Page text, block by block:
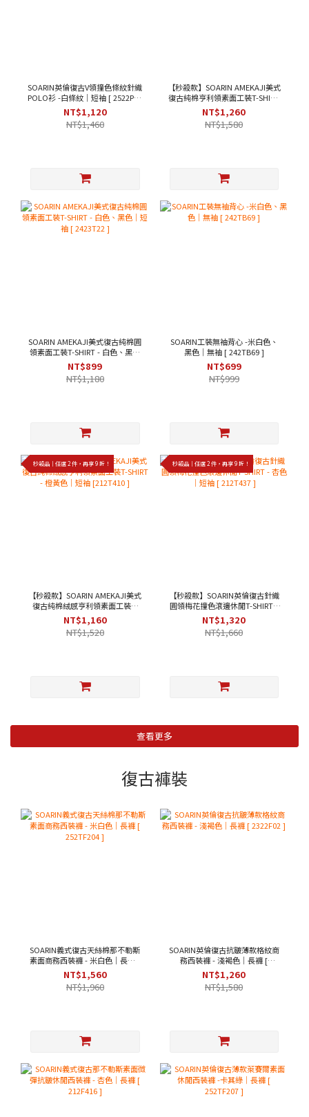
SOARIN英倫復古V領撞色條紋針織
POLO衫 -白條紋｜短袖 [ 2522P33
]
NT$1,120
NT$1,460
【秒殺款】SOARIN AMEKAJI美式
復古純棉亨利領素面工裝T-SHIRT
- 米黃色｜短袖 [ 2423T31 ]
NT$1,260
NT$1,580
SOARIN AMEKAJI美式復古純棉圓
領素面工裝T-SHIRT - 白色、黑色
｜短袖 [ 2423T22 ]
NT$899
NT$1,180
SOARIN工裝無袖背心 -米白色、
黑色｜無袖 [ 242TB69 ]
NT$699
NT$999
秒殺品｜任選 2 件，再享 9 折！
【秒殺款】SOARIN AMEKAJI美式
復古純棉絨感亨利領素面工裝T-
SHIRT - 橙黃色｜短袖 [212T410 ]
NT$1,160
NT$1,520
秒殺品｜任選 2 件，再享 9 折！
【秒殺款】SOARIN英倫復古針織
圓領梅花撞色滾邊休閒T-SHIRT -
杏色｜短袖 [ 212T437 ]
NT$1,320
NT$1,660
查看更多
復古褲裝
SOARIN義式復古天絲棉那不勒斯
素面商務西裝褲 - 米白色｜長褲 [
252TF204 ]
NT$1,560
NT$1,960
SOARIN英倫復古抗皺薄款格紋商
務西裝褲 - 淺褐色｜長褲 [
2322F02 ]
NT$1,260
NT$1,580